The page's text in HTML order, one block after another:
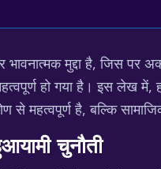
मुद्दा है, जिस पर
हो गया है। इस लेख में,
से महत्वपूर्ण है, बल्कि
चुनौती